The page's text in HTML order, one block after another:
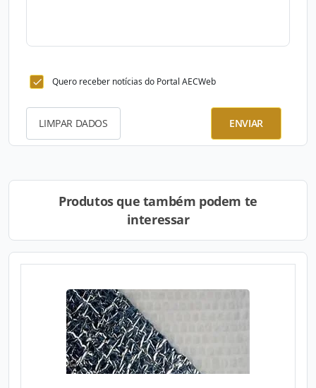
Quero receber notícias do Portal AECWeb
LIMPAR DADOS ENVIAR
Produtos que também podem te
interessar